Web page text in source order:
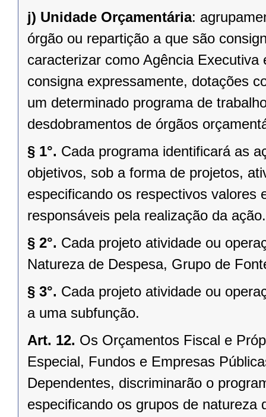
j) Unidade Orçamentária:
órgão ou repartição a que são
caracterizar como Agência
consigna expressamente, dotações
um determinado programa de
desdobramentos de órgãos
§ 1°. Cada programa identificará as
objetivos, sob a forma de projetos,
especificando os respectivos valores
responsáveis pela realização da ação.
§ 2°. Cada projeto atividade ou
Natureza de Despesa, Grupo de
§ 3°. Cada projeto atividade ou
a uma subfunção.
Art. 12. Os Orçamentos Fiscal e
Especial, Fundos e Empresas
Dependentes, discriminarão o
especificando os grupos de